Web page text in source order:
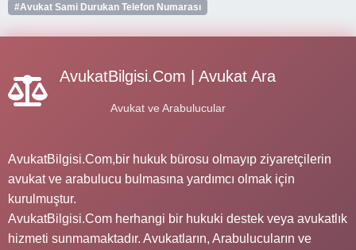
#Avukat Sami Durukan Telefon Numarası
AvukatBilgisi.Com | Avukat Ara
Avukat ve Arabulucular
AvukatBilgisi.Com,bir hukuk bürosu olmayıp ziyaretçilerin
avukat ve arabulucu bulmasına yardımcı olmak için
kurulmuştur.
AvukatBilgisi.Com herhangi bir hukuki destek veya avukatlık
hizmeti sunmamaktadır. Avukatların, Arabulucuların ve